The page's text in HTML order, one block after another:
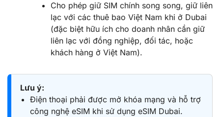
Cho phép giữ SIM chính song song, giữ liên
lạc với các thuê bao Việt Nam khi ở Dubai
(đặc biệt hữu ích cho doanh nhân cần giữ
liên lạc với đồng nghiệp, đối tác, hoặc
khách hàng ở Việt Nam).
Lưu ý:
Điện thoại phải được mở khóa mạng và hỗ trợ
công nghệ eSIM khi sử dụng eSIM Dubai.